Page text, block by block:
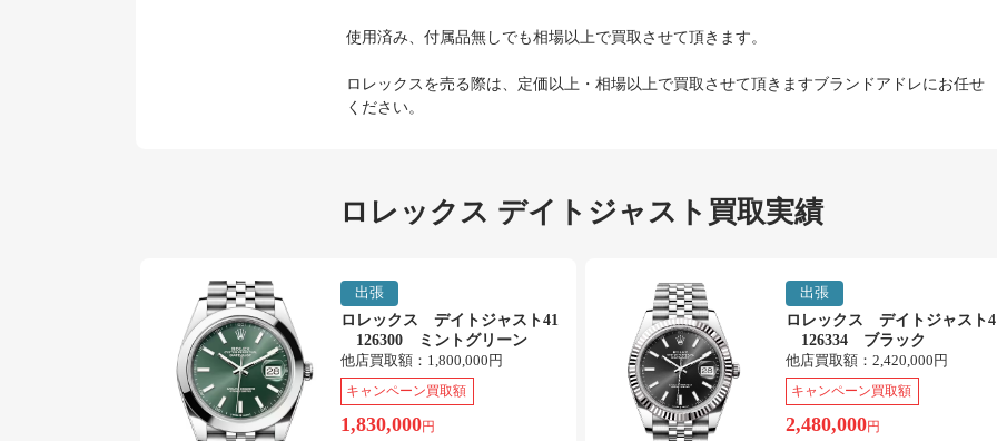
使用済み、付属品無しでも相場以上で買取させて頂きます。
ロレックスを売る際は、定価以上・相場以上で買取させて頂きますブランドアドレにお任せ
ください。
ロレックス デイトジャスト買取実績
出張
ロレックス デイトジャスト41
126300 ミントグリーン
他店買取額： 1,800,000円
キャンペーン買取額
1,830,000円
出張
ロレックス デイトジャスト
126334 ブラック
他店買取額： 2,420,000円
キャンペーン買取額
2,480,000円